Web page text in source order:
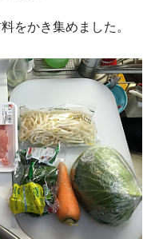
をかき集めました。